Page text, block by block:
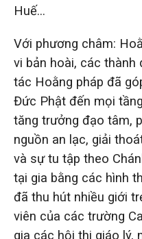
Huế…
Với phương châm:
vi bản hoài, các
tác Hoằng pháp đã
Đức Phật đến mọi
tăng trưởng đạo tâm,
nguồn an lạc, giải
và sự tu tập theo
tại gia bằng các hình
đã thu hút nhiều giới
viên của các trường
gia các hội thi giáo lý,